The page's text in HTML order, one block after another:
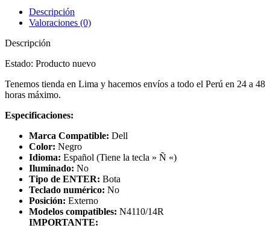
Descripción
Valoraciones (0)
Descripción
Estado: Producto nuevo
Tenemos tienda en Lima y hacemos envíos a todo el Perú en 24 a 48
horas máximo.
Especificaciones:
Marca Compatible: Dell
Color: Negro
Idioma: Español (Tiene la tecla » Ñ «)
Iluminado: No
Tipo de ENTER: Bota
Teclado numérico: No
Posición: Externo
Modelos compatibles: N4110/14R
IMPORTANTE: